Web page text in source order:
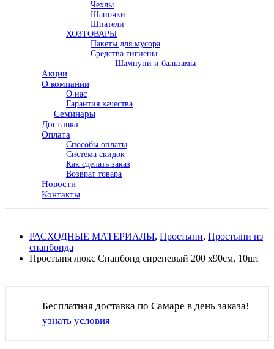
Чехлы
Шапочки
Шпатели
ХОЗТОВАРЫ
Пакеты для мусора
Средства гигиены
Шампуни и бальзамы
Акции
О компании
О нас
Гарантия качества
Семинары
Доставка
Оплата
Способы оплаты
Система скидок
Как сделать заказ
Возврат товара
Новости
Контакты
РАСХОДНЫЕ МАТЕРИАЛЫ, Простыни, Простыни из
спанбонда
Простыня люкс Спанбонд сиреневый 200 х90см, 10шт
Бесплатная доставка по Самаре в день заказа!
узнать условия